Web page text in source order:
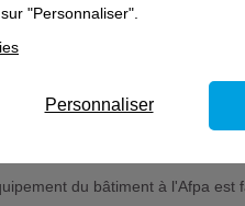
: Pose et raccordement
- Installation des
de sureté et sécurité -
du bâtiment à l'Afpa est
"Personnaliser".
Personnaliser